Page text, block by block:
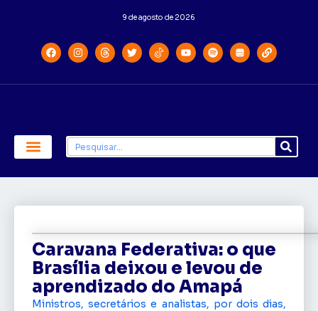
9 de agosto de 2026
Caravana Federativa: o que
Brasília deixou e levou de
aprendizado do Amapá
Ministros, secretários e analistas, por dois dias,